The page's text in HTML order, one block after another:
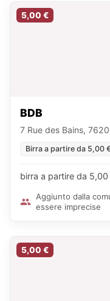
5,00 €
BDB
7 Rue des Bains,
Birra a partire da 5,00
birra a partire da
Aggiunto dalla
essere imprecise
5,00 €